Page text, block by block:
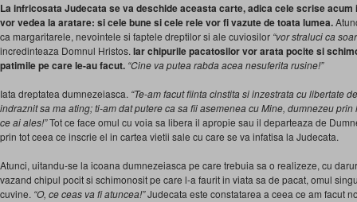
La infricosata Judecata se va deschide aceasta carte, adica cele scrise acum
vor vedea la aratare: si cele bune si cele rele vor fi vazute de toata lumea.
ca margaritarele, nevointele si faptele dreptilor si ale cuviosilor “vor straluci ca
incredinteaza Domnul Hristos. Iar chipurile pacatosilor vor arata pocite si
patimile pe care le-au facut. “Cine va putea rabda acea nesuferita rusine!”
Iata dreptatea dumnezeiasca. “Te-am facut fiinta cinstita si inzestrata cu libertate
indraznit sa ma ating; ti-am dat putere ca sa fii asemenea cu Mine, dumnezeu
ce ai ales!”Tot ce face omul cu voia sa libera il apropie sau il departeaza de
prin tot ceea ce inscrie el in cartea vietii sale cu care se va infatisa la Judecata.
Atunci, uitandu-se la icoana dumnezeiasca pe care trebuia sa o realizeze, cu
vazand chipul pocit si schimonosit pe care l-a fau­rit in viata sa de pacat, omul
cuvine. “O, ce ceas va fi atuncea!”Judecata este constatarea a ceea ce am facut